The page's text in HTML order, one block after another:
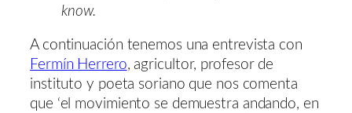
know.
A continuación tenemos una entrevista con
Fermín Herrero, agricultor, profesor de
instituto y poeta soriano que nos comenta
que ‘el movimiento se demuestra andando, en